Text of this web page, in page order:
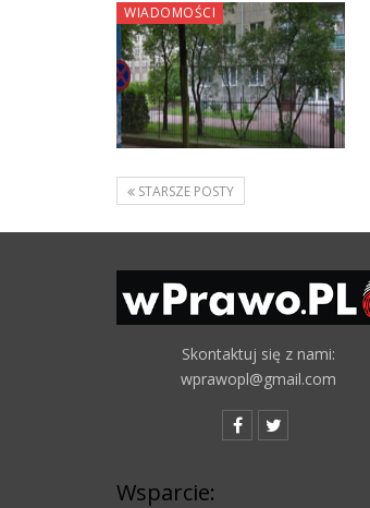
WIADOMOŚCI
STARSZE POSTY
Skontaktuj się z nami:
wprawopl@gmail.com
Wsparcie: